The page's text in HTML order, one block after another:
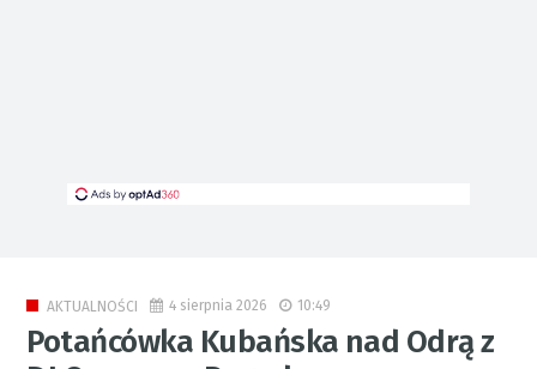
AKTUALNOŚCI 4 sierpnia 2026 10:49
Potańcówka Kubańska nad Odrą z